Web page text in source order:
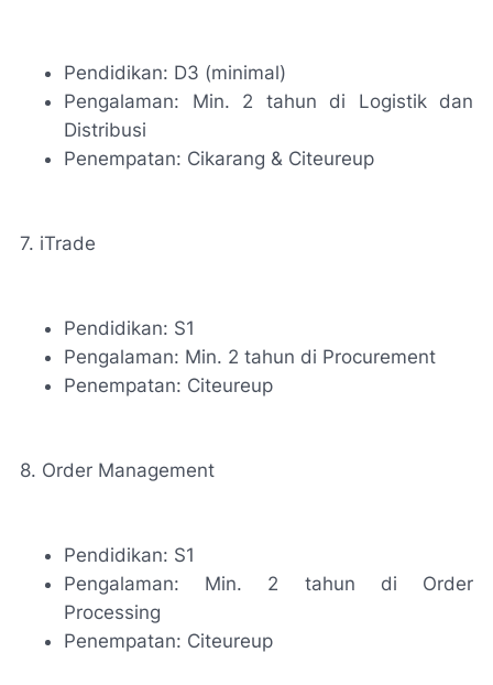
Pendidikan: D3 (minimal)
Pengalaman: Min. 2 tahun di Logistik dan
Distribusi
Penempatan: Cikarang & Citeureup
7. iTrade
Pendidikan: S1
Pengalaman: Min. 2 tahun di Procurement
Penempatan: Citeureup
8. Order Management
Pendidikan: S1
Pengalaman: Min. 2 tahun di Order
Processing
Penempatan: Citeureup